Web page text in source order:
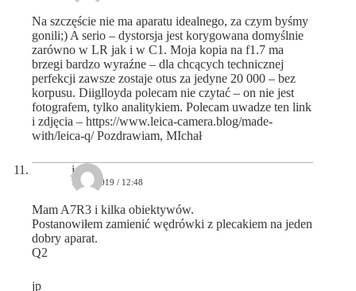
Na szczęście nie ma aparatu idealnego, za czym byśmy
gonili;) A serio – dystorsja jest korygowana domyślnie
zarówno w LR jak i w C1. Moja kopia na f1.7 ma
brzegi bardzo wyraźne – dla chcących technicznej
perfekcji zawsze zostaje otus za jedyne 20 000 – bez
korpusu. Diiglloyda polecam nie czytać – on nie jest
fotografem, tylko analitykiem. Polecam uwadze ten link
i zdjęcia – https://www.leica-camera.blog/made-
with/leica-q/Pozdrawiam, MIchał
jan
14/05/2019 / 12:48
Mam A7R3 i kilka obiektywów.
Postanowiłem zamienić wędrówki z plecakiem na jeden
dobry aparat.
Q2
jp